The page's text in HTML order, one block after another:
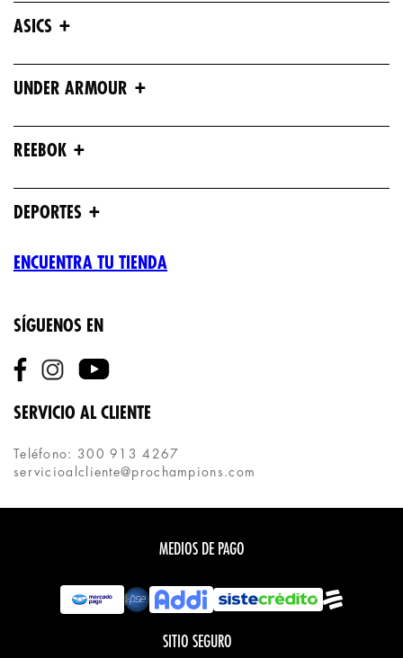
ASICS +
UNDER ARMOUR +
REEBOK +
DEPORTES +
ENCUENTRA TU TIENDA
SÍGUENOS EN
SERVICIO AL CLIENTE
Teléfono: 300 913 4267
servicioalcliente@prochampions.com
MEDIOS DE PAGO
SITIO SEGURO